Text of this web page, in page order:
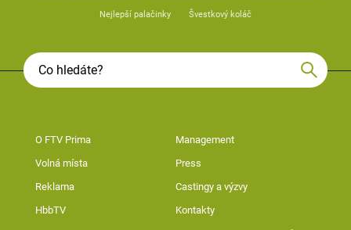
Nejlepší palačinky Švestkový koláč
O FTV Prima Management
Volná místa Press
Reklama Castingy a výzvy
HbbTV Kontakty